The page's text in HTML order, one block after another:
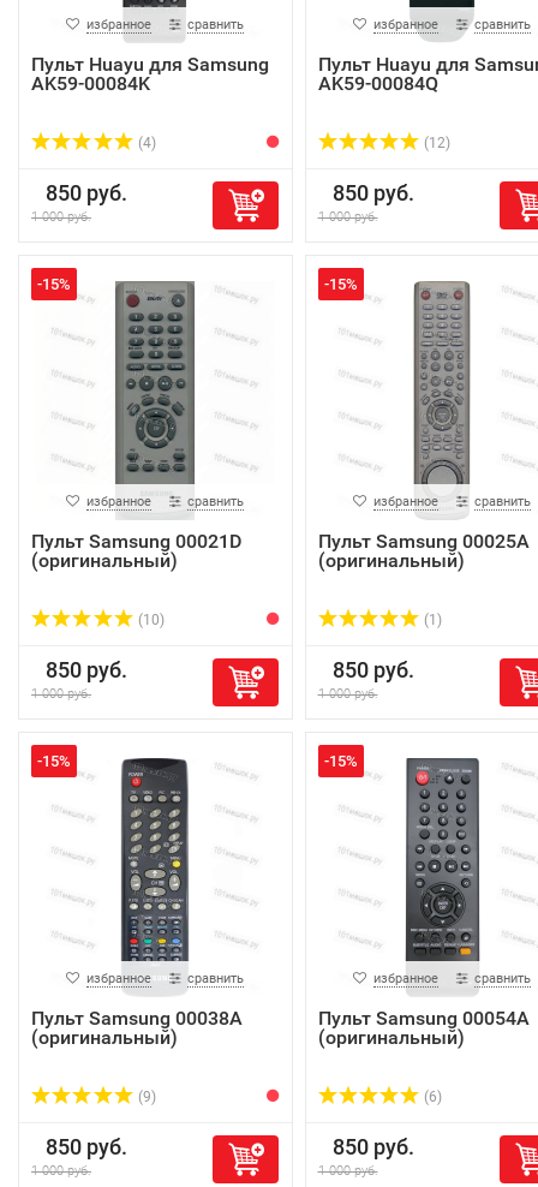
избранное сравнить
Пульт Huayu для Samsung
AK59-00084K
(4)
850 руб.
1 000 руб.
избранное сравнить
Пульт Huayu для
AK59-00084Q
(12)
850 руб.
1 000 руб.
-15%
избранное сравнить
Пульт Samsung 00021D
(оригинальный)
(10)
850 руб.
1 000 руб.
-15%
избранное сравнить
Пульт Samsung 00025A
(оригинальный)
(1)
850 руб.
1 000 руб.
-15%
избранное сравнить
Пульт Samsung 00038A
(оригинальный)
(9)
850 руб.
1 000 руб.
-15%
избранное сравнить
Пульт Samsung 00054A
(оригинальный)
(6)
850 руб.
1 000 руб.